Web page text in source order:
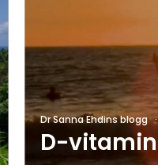
Dr Sanna Ehdins blogg ·
D-